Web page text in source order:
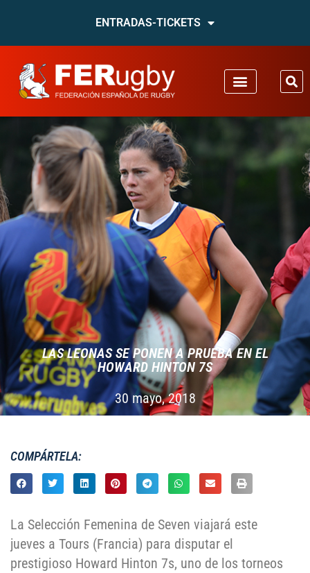
ENTRADAS-TICKETS
LAS LEONAS SE PONEN A PRUEBA EN EL
HOWARD HINTON 7S
30 mayo, 2018
COMPÁRTELA:
La Selección Femenina de Seven viajará este
jueves a Tours (Francia) para disputar el
prestigioso Howard Hinton 7s, uno de los torneos